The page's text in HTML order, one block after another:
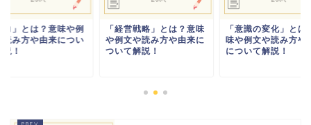
力」とは？意味や例
読み方や由来につい
！
「経営戦略」とは？意味
や例文や読み方や由来に
ついて解説！
「意識の変化」とは
味や例文や読み方や
について解説！